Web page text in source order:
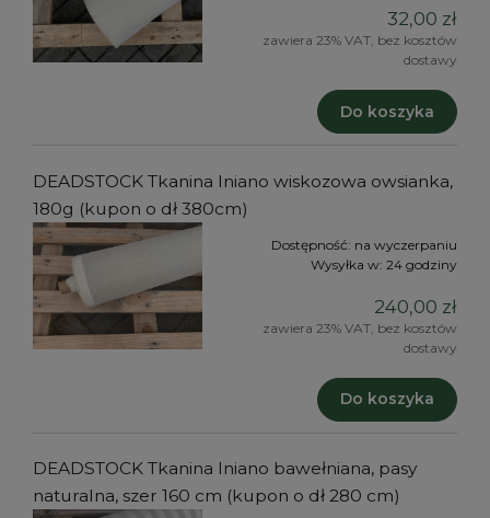
32,00 zł
zawiera 23% VAT, bez kosztów
dostawy
Do koszyka
DEADSTOCK Tkanina lniano wiskozowa owsianka,
180g (kupon o dł 380cm)
Dostępność: na wyczerpaniu
Wysyłka w: 24 godziny
240,00 zł
zawiera 23% VAT, bez kosztów
dostawy
Do koszyka
DEADSTOCK Tkanina lniano bawełniana, pasy
naturalna, szer 160 cm (kupon o dł 280 cm)